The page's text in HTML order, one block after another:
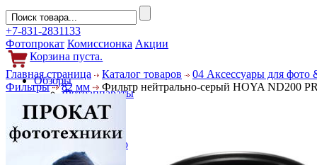
+7-831-2831133
Фотопрокат Комиссионка Акции
Корзина пуста.
Обзоры
Фотоаппараты
Объективы
Фильтры
Новости
Фото и видео
Гаджеты
Главная страница Каталог товаров
04 Аксессуары для фото
Фильтры
82 мм Фильтр нейтрально-серый HOYA ND200